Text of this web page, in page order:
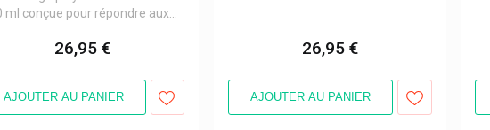
ml conçue pour répondre aux...
26,95 €
AJOUTER AU PANIER
26,95 €
AJOUTER AU PANIER